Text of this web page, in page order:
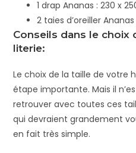
1 drap Ananas : 230 x
2 taies d’oreiller
Conseils dans le choix
literie:
Le choix de la taille de votre
étape importante. Mais il
retrouver avec toutes ces
qui devraient grandement
en fait très simple.